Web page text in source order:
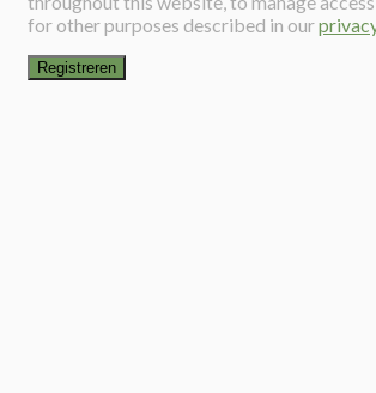
for other purposes described in our
Registreren